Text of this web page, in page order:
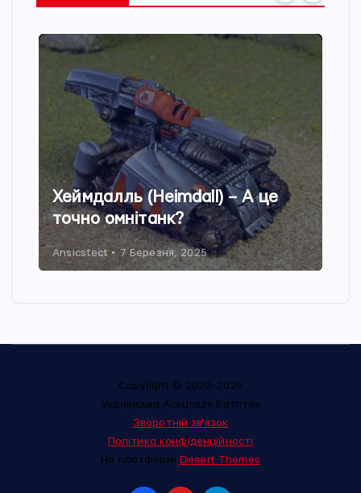
Хеймдалль (Heimdall) – А це
точно омнітанк?
Ansicstect 7 Березня, 2025
Copyright © 2020-2026
Українська Асоціація Батлтех
Зворотній зв'язок
Політика конфіденційності
На платформі Desert Themes